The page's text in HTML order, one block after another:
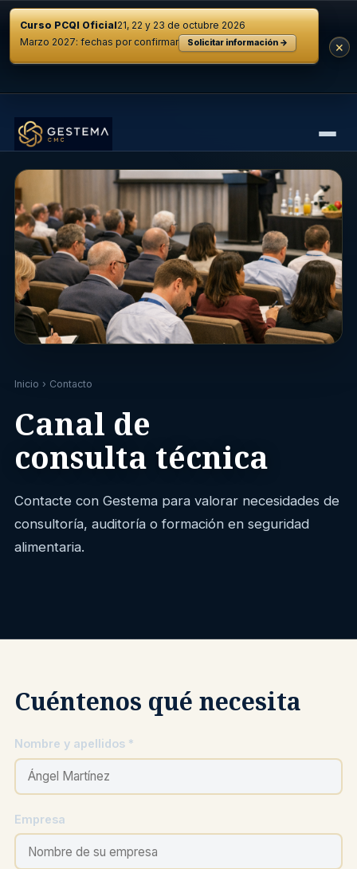
Curso PCQI Oficial21, 22 y 23 de octubre 2026
Marzo 2027: fechas por confirmar
Solicitar información → ×
Inicio › Contacto
Canal de
consulta técnica
Contacte con Gestema para valorar necesidades de
consultoría, auditoría o formación en seguridad
alimentaria.
Cuéntenos qué necesita
Nombre y apellidos *
Empresa